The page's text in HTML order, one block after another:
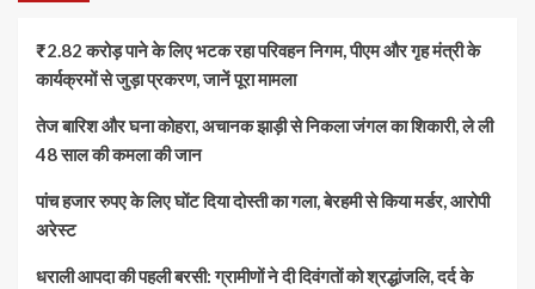
₹2.82 करोड़ पाने के लिए भटक रहा परिवहन निगम, पीएम और गृह मंत्री के
कार्यक्रमों से जुड़ा प्रकरण, जानें पूरा मामला
तेज बारिश और घना कोहरा, अचानक झाड़ी से निकला जंगल का शिकारी, ले ली
48 साल की कमला की जान
पांच हजार रुपए के लिए घोंट दिया दोस्ती का गला, बेरहमी से किया मर्डर, आरोपी
अरेस्ट
धराली आपदा की पहली बरसी: ग्रामीणों ने दी दिवंगतों को श्रद्धांजलि, दर्द के